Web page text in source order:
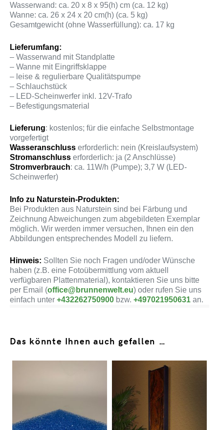
Wasserwand: ca. 20 x 8 x 95(h) cm (ca. 12 kg)
Wanne: ca. 26 x 24 x 20 cm(h) (ca. 5 kg)
Gesamtgewicht (ohne Wasserfüllung): ca. 17 kg
Lieferumfang:
– Wasserwand mit Standplatte
– Wanne mit Eingriffsklappe
– leise & regulierbare Qualitätspumpe
– Schlauchstück
– LED-Scheinwerfer inkl. 12V-Trafo
– Befestigungsmaterial
Lieferung: kostenlos; für die einfache Selbstmontage
vorgefertigt
Wasseranschluss erforderlich: nein (Kreislaufsystem)
Stromanschluss erforderlich: ja (2 Anschlüsse)
Stromverbrauch: ca. 11W/h (Pumpe); 3,7 W (LED-
Scheinwerfer)
Info zu Naturstein-Produkten:
Bei Produkten aus Naturstein sind bei Färbung und
Zeichnung Abweichungen zum abgebildeten Exemplar
möglich. Wir werden immer versuchen, Ihnen ein den
Abbildungen entsprechendes Modell zu liefern.
Hinweis: Sollten Sie noch Fragen und/oder Wünsche
haben (z.B. eine Fotoübermittlung vom aktuell
verfügbaren Plattenmaterial), kontaktieren Sie uns bitte
per Email (office@brunnenwelt.eu) oder rufen Sie uns
einfach unter +432262750900 bzw. +497021950631 an.
Das könnte Ihnen auch gefallen …